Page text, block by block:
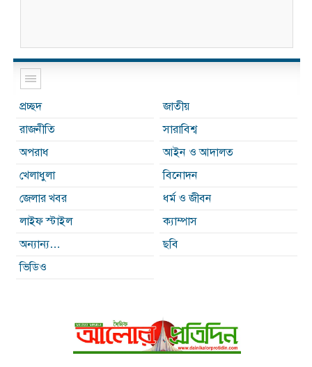
প্রচ্ছদ
জাতীয়
রাজনীতি
সারাবিশ্ব
অপরাধ
আইন ও আদালত
খেলাধুলা
বিনোদন
জেলার খবর
ধর্ম ও জীবন
লাইফ স্টাইল
ক্যাম্পাস
অন্যান্য…
ছবি
ভিডিও